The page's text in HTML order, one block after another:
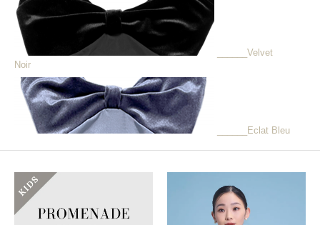
______Velvet
Noir
______Eclat Bleu